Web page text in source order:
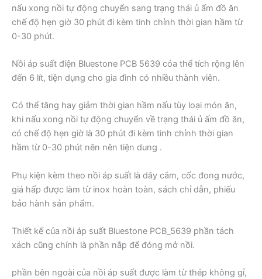
nấu xong nồi tự động chuyển sang trạng thái ủ ấm đồ ăn
chế độ hẹn giờ 30 phút đi kèm tinh chỉnh thời gian hầm từ
0-30 phút.
Nồi áp suất điện Bluestone PCB 5639 cóa thể tích rộng lên
đến 6 lít, tiện dụng cho gia đình có nhiều thành viên.
Có thể tăng hay giảm thời gian hầm nấu tùy loại món ăn,
khi nấu xong nồi tự động chuyển về trạng thái ủ ấm đồ ăn,
có chế độ hẹn giờ là 30 phút đi kèm tinh chỉnh thời gian
hầm từ 0-30 phút nên nên tiện dung .
Phụ kiện kèm theo nồi áp suất là dây cắm, cốc đong nước,
giá hấp được làm từ inox hoàn toàn, sách chỉ dẫn, phiếu
bảo hành sản phẩm.
Thiết kế của nồi áp suất Bluestone PCB_5639 phần tách
xách cũng chính là phần nắp để đóng mở nồi.
phần bên ngoài của nồi áp suất được làm từ thép không gỉ,